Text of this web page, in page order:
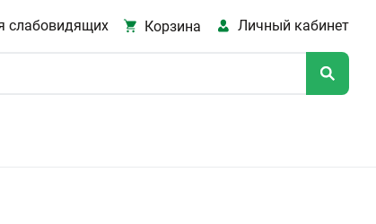
слабовидящих Корзина Личный кабинет